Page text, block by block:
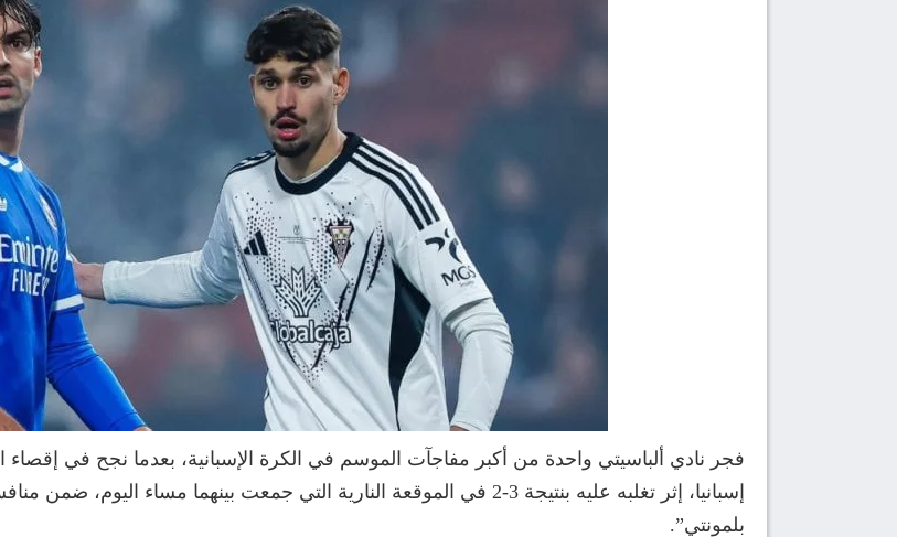
فجر نادي ألباسيتي واحدة من أكبر مفاجآت الموسم في الكرة الإسبانية، بعدما نجح في
إسبانيا، إثر تغلبه عليه بنتيجة 3-2 في الموقعة النارية التي جمعت بينهما
بلمونتي”.